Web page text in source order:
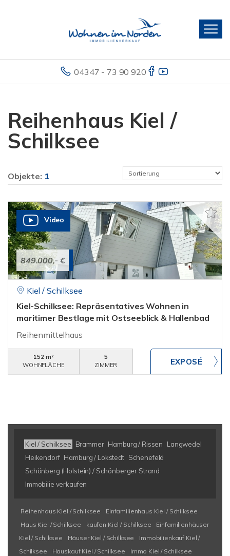
04347 - 73 90 920
Reihenhaus Kiel /
Schilksee
Objekte: 1
849.000,- €
Video
Kiel / Schilksee
Kiel-Schilksee: Repräsentatives Wohnen in
maritimer Bestlage mit Ostseeblick & Hallenbad
Reihenmittelhaus
152 m²
WOHNFLÄCHE
5
ZIMMER
Kiel / Schilksee Brammer Hamburg / Rissen
Langwedel
Heikendorf Hamburg / Lokstedt Schenefeld
Schönberg (Holstein) / Schönberger Strand
Immobilie verkaufen
Reihenhaus Kiel / Schilksee
Einfamilienhaus Kiel / Schilksee
Haus Kiel / Schilksee
kaufen Kiel / Schilksee
Einfamilienhäuser
Kiel / Schilksee
Häuser Kiel / Schilksee
Immobilienkauf Kiel /
Schilksee
Hauskauf Kiel / Schilksee
Immo Kiel / Schilksee